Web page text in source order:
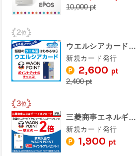
10,000 pt
ウエルシアカード《発行》
新規カード発行
2,600 pt
2,400 pt
三菱商事エネルギー・イオンカード《発行》
新規カード発行
1,900 pt